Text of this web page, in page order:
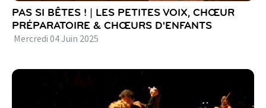
PAS SI BÊTES ! | LES PETITES VOIX, CHŒUR
PRÉPARATOIRE & CHŒURS D'ENFANTS
Mercredi 04Juin 2025